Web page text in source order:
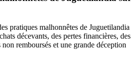
pratiques malhonnêtes de Juguetilandia
décevants, des pertes financières, des
remboursés et une grande déception